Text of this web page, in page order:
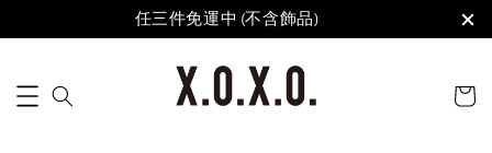
任三件免運中 (不含飾品)